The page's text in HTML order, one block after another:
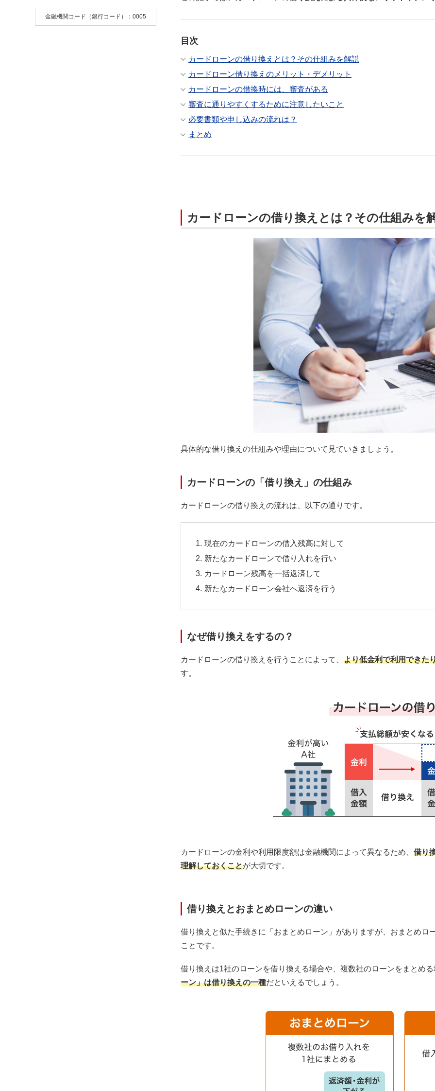
金融機関コード（銀行コード）：0005
目次
カードローンの借り換えとは？その仕組みを解説
カードローン借り換えのメリット・デメリット
カードローンの借換時には、審査がある
審査に通りやすくするために注意したいこと
必要書類や申し込みの流れは？
まとめ
カードローンの借り換えとは？その仕組みを
具体的な借り換えの仕組みや理由について見ていきましょう。
カードローンの「借り換え」の仕組み
カードローンの借り換えの流れは、以下の通りです。
現在のカードローンの借入残高に対して
新たなカードローンで借り入れを行い
カードローン残高を一括返済して
新たなカードローン会社へ返済を行う
なぜ借り換えをするの？
カードローンの借り換えを行うことによって、 より低金利で利用できた
す。
カードローンの金利や利用限度額は金融機関によって異なるため、 借り
理解しておくことが大切です。
借り換えとおまとめローンの違い
借り換えと似た手続きに「おまとめローン」がありますが、おまとめロ
ことです。
借り換えは1社のローンを借り換える場合や、複数社のローンをまとめ
ーン」は借り換えの一種だといえるでしょう。